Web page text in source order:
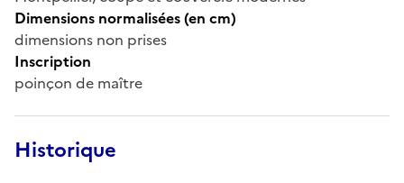
Dimensions normalisées (en cm)
dimensions non prises
Inscription
poinçon de maître
Historique